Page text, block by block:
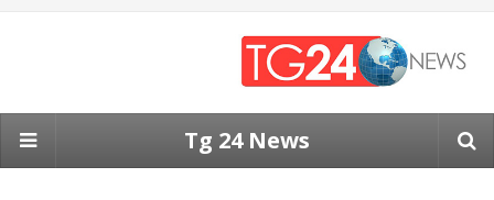
Tg 24 News